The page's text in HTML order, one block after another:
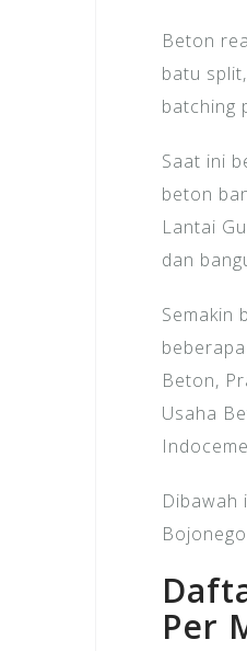
Beton
batu
batching
Saat ini
beton
Lantai
dan
Semakin
Beton,
Usaha
Dibawah
Per